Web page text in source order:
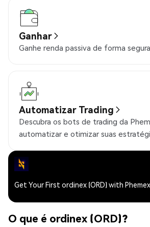
Ganhar
Ganhe renda passiva de forma
Automatizar Trading
Descubra os bots de trading da
automatizar e otimizar suas
Get Your First ordinex (ORD) with Phemex
O que é ordinex (ORD)?